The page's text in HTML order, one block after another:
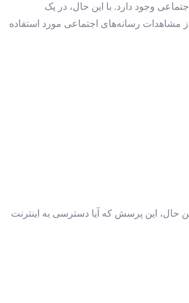
وجود دارد. با این حال، در یک
مشاهدات رسانه‌های اجتماعی مورد استفاده‌
حال، این پرسش که آیا دسترسی به اینترنت